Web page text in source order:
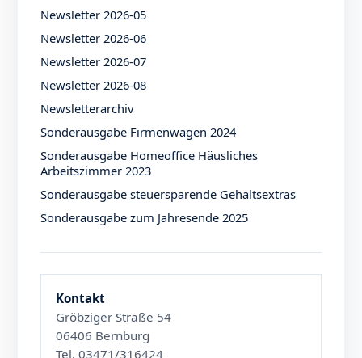
Newsletter 2026-05
Newsletter 2026-06
Newsletter 2026-07
Newsletter 2026-08
Newsletterarchiv
Sonderausgabe Firmenwagen 2024
Sonderausgabe Homeoffice Häusliches
Arbeitszimmer 2023
Sonderausgabe steuersparende Gehaltsextras
Sonderausgabe zum Jahresende 2025
Kontakt
Gröbziger Straße 54
06406 Bernburg
Tel. 03471/316424